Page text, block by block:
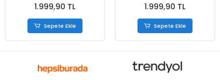
1.999,90 TL
Sepete Ekle
1.999,90 TL
Sepete Ekle